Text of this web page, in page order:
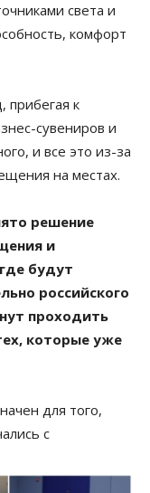
света и
комфорт
прибегая к
сувениров и
и все это из-за
на местах.
решение
и
будут
российского
проходить
которые уже
для того,
с